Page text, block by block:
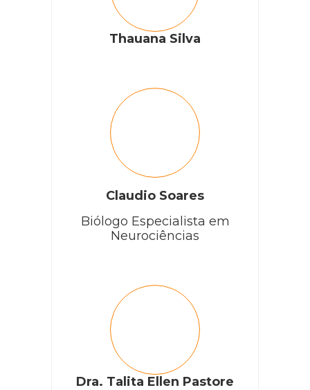
Thauana Silva
Claudio Soares
Biólogo Especialista em
Neurociências
Dra. Talita Ellen Pastore